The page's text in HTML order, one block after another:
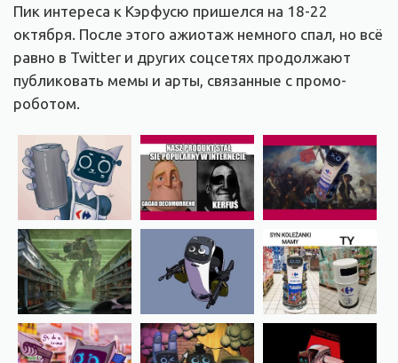
Пик интереса к Кэрфусю пришелся на 18-22
октября. После этого ажиотаж немного спал, но всё
равно в Twitter и других соцсетях продолжают
публиковать мемы и арты, связанные с промо-
роботом.